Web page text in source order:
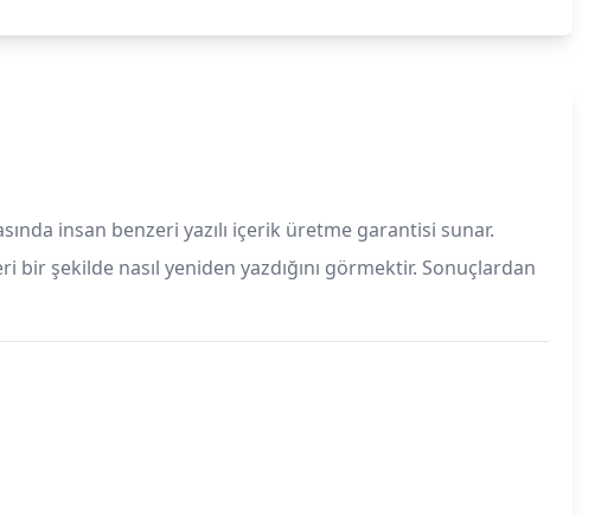
insan benzeri yazılı içerik üretme garantisi sunar.
şekilde nasıl yeniden yazdığını görmektir. Sonuçlardan